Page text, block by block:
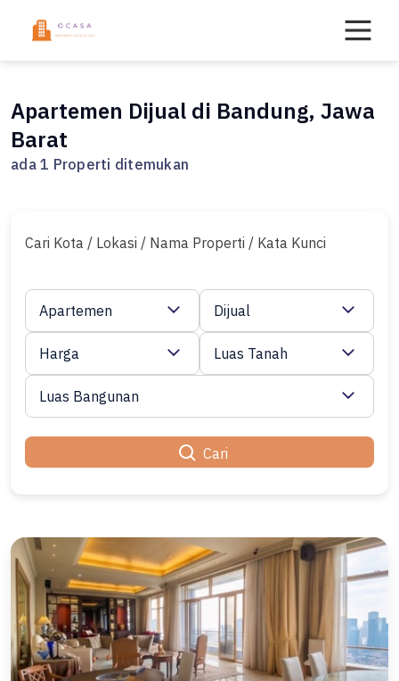
Apartemen Dijual di Bandung, Jawa
Barat
ada 1 Properti ditemukan
Cari Kota / Lokasi / Nama Properti / Kata Kunci
Cari
Apartemen Dijual
Harga Luas Tanah
Luas Bangunan